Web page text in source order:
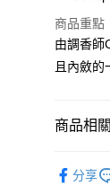
BoC Pay
順豐自助
商品重點
由調香師
且內斂的
商品相
分享